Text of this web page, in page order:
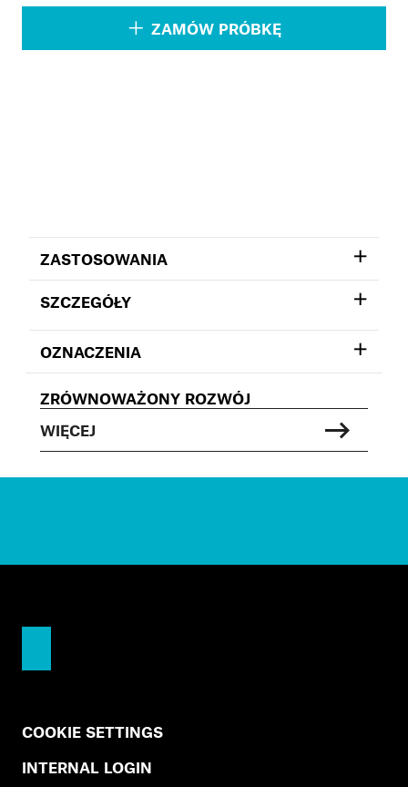
ZAMÓW PRÓBKĘ
ZASTOSOWANIA
SZCZEGÓŁY
OZNACZENIA
ZRÓWNOWAŻONY ROZWÓJ
WIĘCEJ
COOKIE SETTINGS
INTERNAL LOGIN